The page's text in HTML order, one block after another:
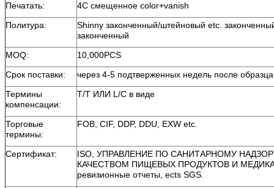
Печатать:
4C смещенное color+vanish
Политура:
Shinny законченный/штейновый etc.
законченный
MOQ:
10,000PCS
Срок поставки:
через 4-5 подтверженных недель после образца
Термины
компенсации:
T/T ИЛИ L/C в виде
Торговые
термины:
FOB, CIF, DDP, DDU, EXW etc.
Сертификат:
ISO, УПРАВЛЕНИЕ ПО САНИТАРНОМУ
КАЧЕСТВОМ ПИЩЕВЫХ ПРОДУКТОВ И
ревизионные отчеты, ects SGS.